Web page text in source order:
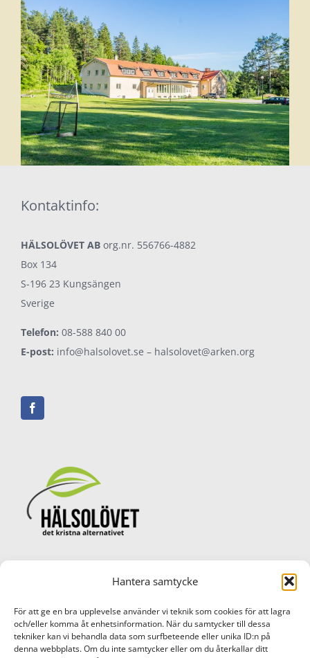
Hantera samtycke
För att ge en bra upplevelse använder vi teknik som cookies för att lagra
och/eller komma åt enhetsinformation. När du samtycker till dessa
tekniker kan vi behandla data som surfbeteende eller unika ID:n på
denna webbplats. Om du inte samtycker eller om du återkallar ditt
Kontaktinfo:
HÄLSOLÖVET AB org.nr. 556766-4882
Box 134
S-196 23 Kungsängen
Sverige
Telefon: 08-588 840 00
E-post: info@halsolovet.se – halsolovet@arken.org
© Copyright Hälsolövet AB 2017 -